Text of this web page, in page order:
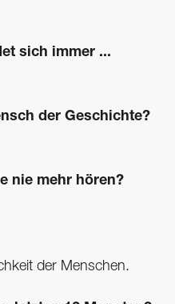
sich immer ...
der Geschichte?
nie mehr hören?
der Menschen.